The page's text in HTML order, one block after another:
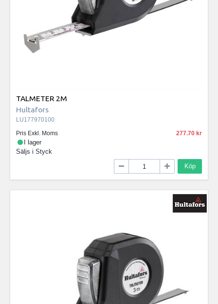
TALMETER 2M
Hultafors
LU177970100
Pris Exkl. Moms
277.70
I lager
Säljs i Styck
Köp